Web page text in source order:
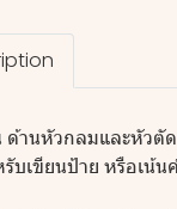
านหัวกลมและหัวตั
บเขียนป้าย หรือเน้น